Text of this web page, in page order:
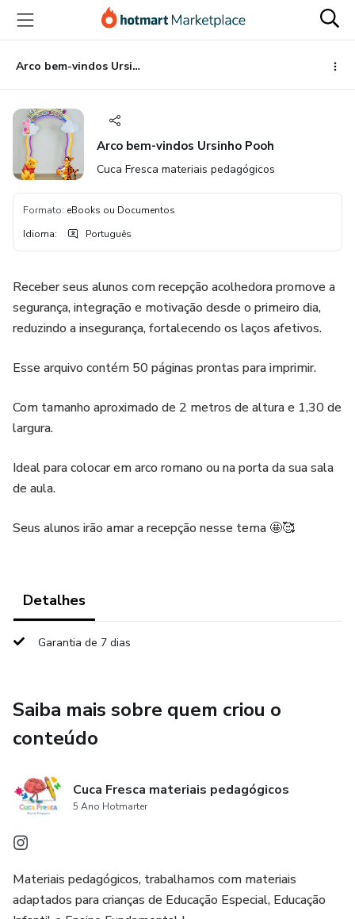
para
conteúdo
principal
para
pagamento
para
rodapé
Arco bem-vindos Ursinho Pooh
Arco bem-vindos Ursinho Pooh
Cuca Fresca materiais pedagógicos
Formato: eBooks ou Documentos
Idioma: Português
Receber seus alunos com recepção acolhedora promove a
segurança, integração e motivação desde o primeiro dia,
reduzindo a insegurança, fortalecendo os laços afetivos.
Esse arquivo contém 50 páginas prontas para imprimir.
Com tamanho aproximado de 2 metros de altura e 1,30 de
largura.
Ideal para colocar em arco romano ou na porta da sua sala
de aula.
Seus alunos irão amar a recepção nesse tema 🤩🥰
Detalhes
Garantia de 7 dias
Saiba mais sobre quem criou o
conteúdo
Cuca Fresca materiais pedagógicos
5 Ano Hotmarter
Materiais pedagógicos, trabalhamos com materiais
adaptados para crianças de Educação Especial, Educação